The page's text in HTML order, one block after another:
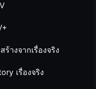
างจากเรื่องจริง
เรื่องจริง